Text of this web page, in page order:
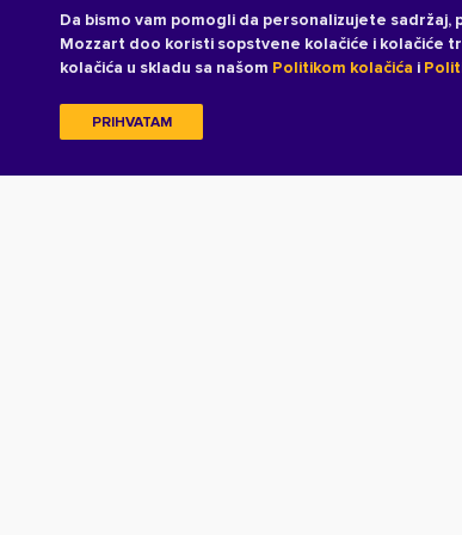
Da bismo vam pomogli da personalizujete
Mozzart doo koristi sopstvene kolačiće i kolačiće
kolačića u skladu sa našom Politikom kolačića i
PRIHVATAM